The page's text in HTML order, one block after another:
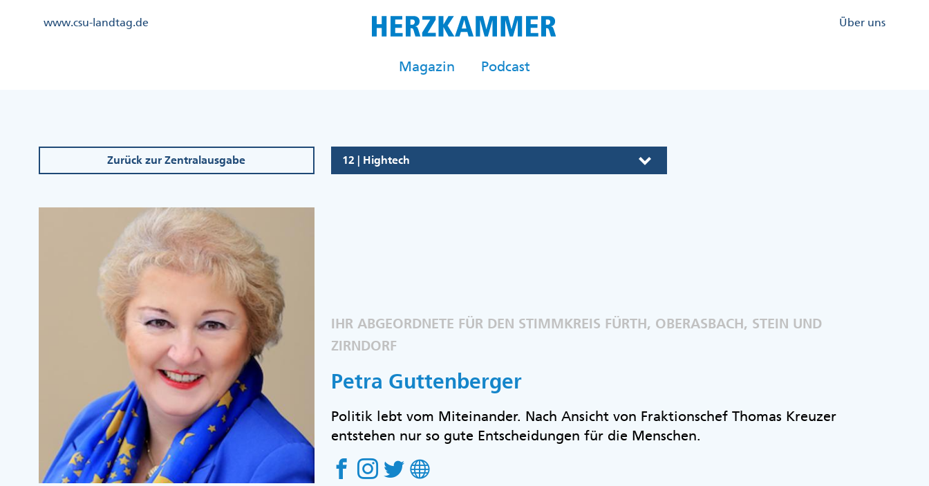
Kopfzeile
www.csu-landtag.de
Kopfzeile
Über uns
Magazin Podcast
Zurück zur Zentralausgabe 12 | Hightech
IHR ABGEORDNETE FÜR DEN STIMMKREIS FÜRTH, OBERASBACH, STEIN UND
ZIRNDORF
Petra Guttenberger
Politik lebt vom Miteinander. Nach Ansicht von Fraktionschef Thomas Kreuzer
entstehen nur so gute Entscheidungen für die Menschen.